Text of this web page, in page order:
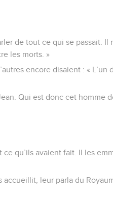
de tout ce qui se passait. Il
les morts. »
encore disaient : «
Qui est donc cet homme
qu’ils avaient fait. Il les
accueillit, leur parla du